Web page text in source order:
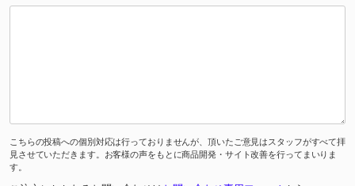
こちらの投稿への個別対応は行っておりませんが、頂いたご意見はスタッフがすべて拝
見させていただきます。お客様の声をもとに商品開発・サイト改善を行ってまいりま
す。